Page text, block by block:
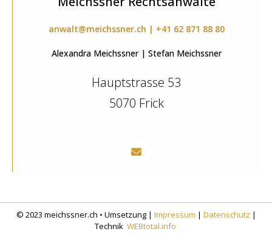
anwalt@meichssner.ch | +41 62 871 88 80
Alexandra Meichssner | Stefan Meichssner
Hauptstrasse 53
5070 Frick
© 2023 meichssner.ch • Umsetzung | Impressum | Datenschutz |
Technik WEBtotal.info